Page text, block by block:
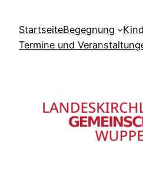
Inhalt
springen
StartseiteBegegnung
Termine und